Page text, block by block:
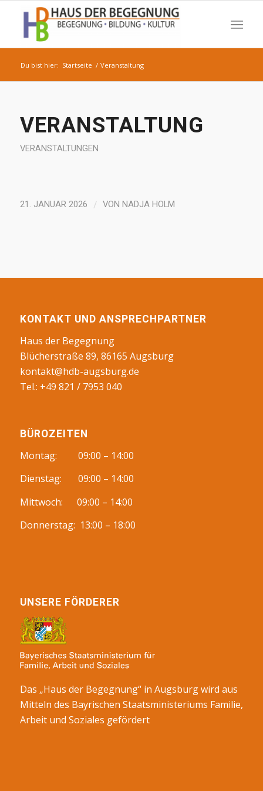
Du bist hier: Startseite / Veranstaltung
VERANSTALTUNG
VERANSTALTUNGEN
21. JANUAR 2026 / VON NADJA HOLM
KONTAKT UND ANSPRECHPARTNER
Haus der Begegnung
Blücherstraße 89, 86165 Augsburg
kontakt@hdb-augsburg.de
Tel.: +49 821 / 7953 040
BÜROZEITEN
Montag: 09:00 – 14:00
Dienstag: 09:00 – 14:00
Mittwoch: 09:00 – 14:00
Donnerstag: 13:00 – 18:00
UNSERE FÖRDERER
Das „Haus der Begegnung“ in Augsburg wird aus
Mitteln des Bayrischen Staatsministeriums Familie,
Arbeit und Soziales gefördert